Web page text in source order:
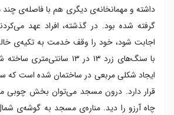
داشته و مهمانخانه‌ی دیگری هم با فاصله‌ی چند
گرفته شده بود. در گذشته، افراد عهد
اجابت شود، خود را وقف خدمت به تکیه‌ی
با سنگ‌های زرد ۱۳ در ۱۳
ایجاد شکلی مربعی در ساختمان شده است که
قرار دارد. درون مسجد می‌توان بخش
چاه آرزو را دید. مناره‌ی مسجد به گوشه‌ی